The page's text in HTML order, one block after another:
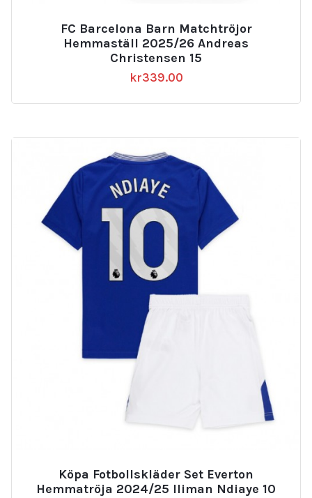
FC Barcelona Barn Matchtröjor
Hemmaställ 2025/26 Andreas
Christensen 15
kr339.00
Köpa Fotbollskläder Set Everton
Hemmatröja 2024/25 Iliman Ndiaye 10